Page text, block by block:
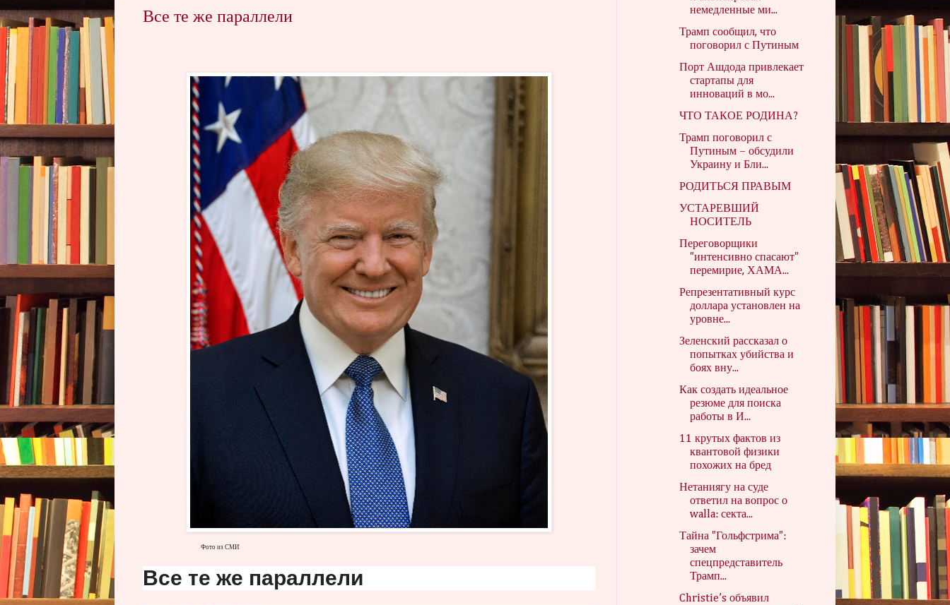
Все те же параллели
Фото из СМИ
Все те же параллели
немедленные ми...
Трамп сообщил, что
поговорил с Путиным
Порт Ашдода привлекает
стартапы для
инноваций в мо...
ЧТО ТАКОЕ РОДИНА?
Трамп поговорил с
Путиным – обсудили
Украину и Бли...
РОДИТЬСЯ ПРАВЫМ
УСТАРЕВШИЙ
НОСИТЕЛЬ
Переговорщики
"интенсивно спасают"
перемирие, ХАМА...
Репрезентативный курс
доллара установлен на
уровне...
Зеленский рассказал о
попытках убийства и
боях вну...
Как создать идеальное
резюме для поиска
работы в И...
11 крутых фактов из
квантовой физики
похожих на бред
Нетаниягу на суде
ответил на вопрос о
walla: секта...
Тайна "Гольфстрима":
зачем
спецпредставитель
Трамп...
Christie’s объявил